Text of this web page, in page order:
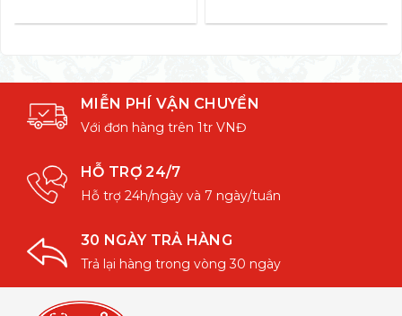
MIỄN PHÍ VẬN CHUYỂN
Với đơn hàng trên 1tr VNĐ
HỖ TRỢ 24/7
Hỗ trợ 24h/ngày và 7 ngày/tuần
30 NGÀY TRẢ HÀNG
Trả lại hàng trong vòng 30 ngày